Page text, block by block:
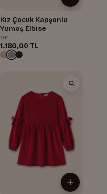
Kız Çocuk Kapşonlu
Yumoş Elbise
Gri
1.180,00 TL